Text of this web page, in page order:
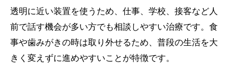
透明に近い装置を使うため、仕事、学校、接客など人
前で話す機会が多い方でも相談しやすい治療です。食
事や歯みがきの時は取り外せるため、普段の生活を大
きく変えずに進めやすいことが特徴です。